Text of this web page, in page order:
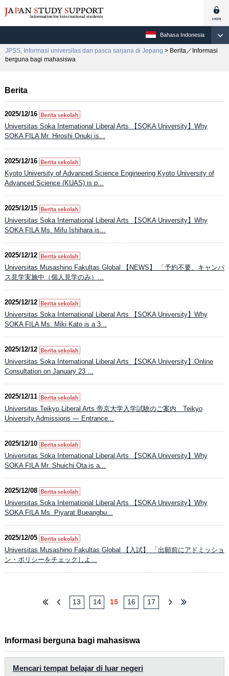
Bahasa Indonesia
JPSS, Informasi universitas dan pasca sarjana di Jepang > Berita／Informasi
berguna bagi mahasiswa
Berita
2025/12/16
Universitas Soka International Liberal Arts 【SOKA University】Why
SOKA FILA Mr. Hiroshi Onuki is...
2025/12/16
Kyoto University of Advanced Science Engineering Kyoto University of
Advanced Science (KUAS) is p...
2025/12/15
Universitas Soka International Liberal Arts 【SOKA University】Why
SOKA FILA Ms. Mifu Ishihara is...
2025/12/12
Universitas Musashino Fakultas Global 【NEWS】 「予約不要、キャンパ
ス見学実施中（個人見学のみ）...
2025/12/12
Universitas Soka International Liberal Arts 【SOKA University】Why
SOKA FILA Ms. Miki Kato is a 3...
2025/12/12
Universitas Soka International Liberal Arts 【SOKA University】Online
Consultation on January 23 ...
2025/12/11
Universitas Teikyo Liberal Arts 帝京大学入学試験のご案内 Teikyo
University Admissions — Entrance...
2025/12/10
Universitas Soka International Liberal Arts 【SOKA University】Why
SOKA FILA Mr. Shuichi Ota is a...
2025/12/08
Universitas Soka International Liberal Arts 【SOKA University】Why
SOKA FILA Ms. Piyarat Bueangbu...
2025/12/05
Universitas Musashino Fakultas Global 【入試】 「出願前にアドミッショ
ン・ポリシーをチェックしよ...
13 14 15 16 17
Informasi berguna bagi mahasiswa
Mencari tempat belajar di luar negeri